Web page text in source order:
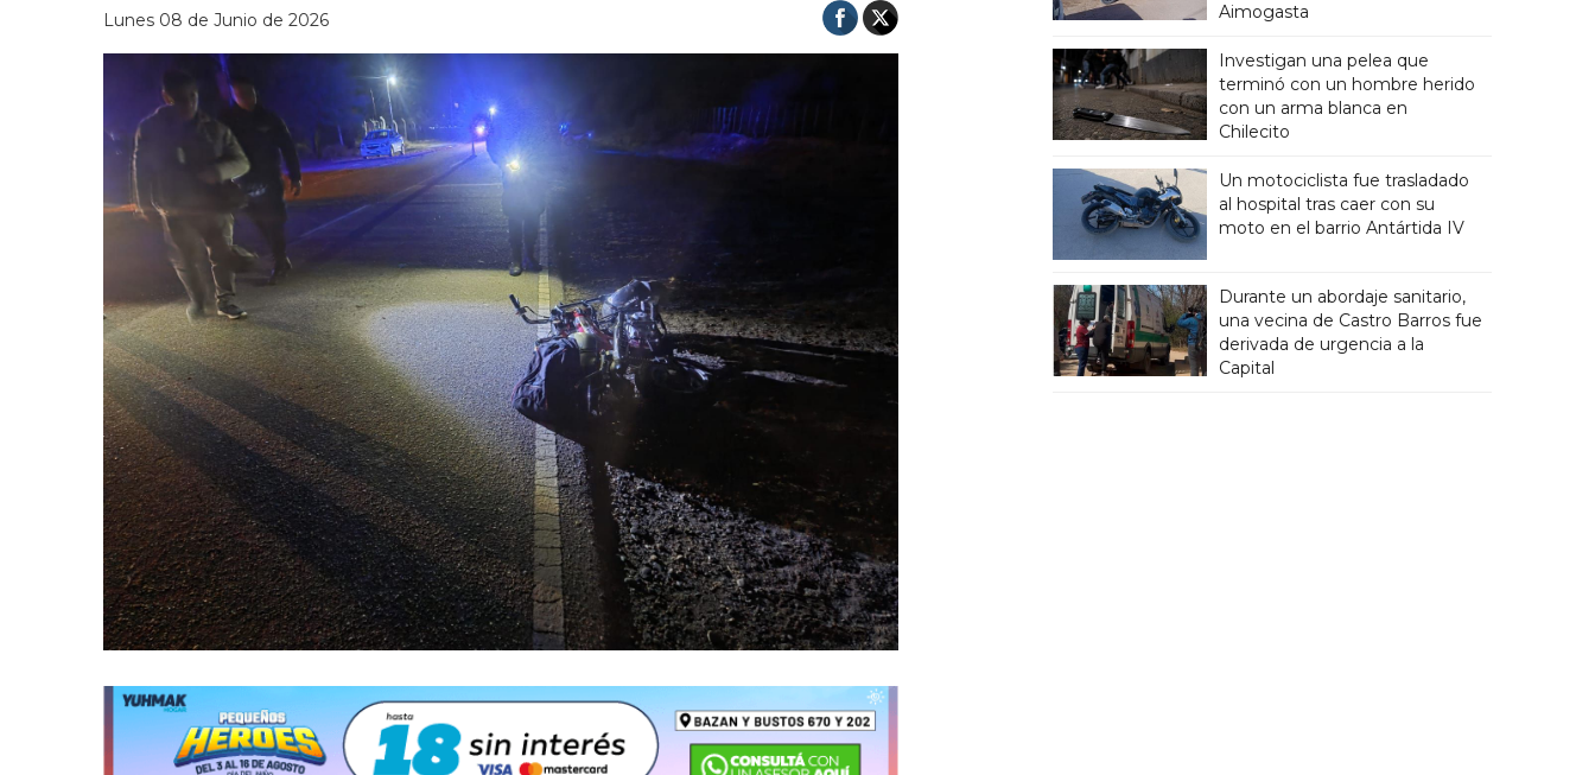
Lunes 08 de Junio de 2026
Aimogasta
Investigan una pelea que
terminó con un hombre herido
con un arma blanca en
Chilecito
Un motociclista fue trasladado
al hospital tras caer con su
moto en el barrio Antártida IV
Durante un abordaje sanitario,
una vecina de Castro Barros fue
derivada de urgencia a la
Capital